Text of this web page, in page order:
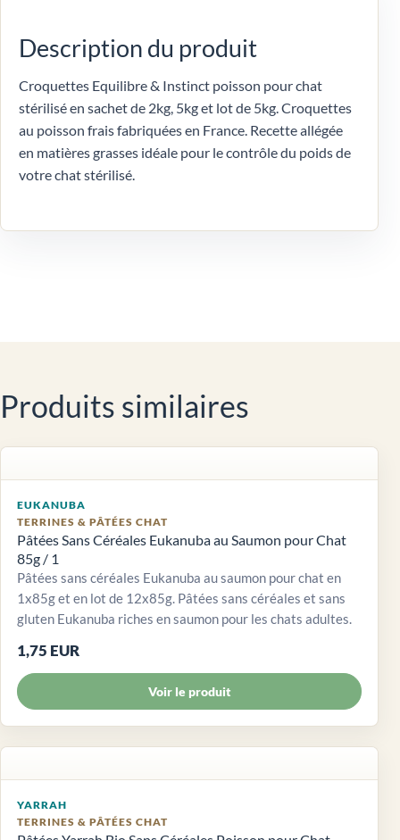
Description du produit
Croquettes Equilibre & Instinct poisson pour chat
stérilisé en sachet de 2kg, 5kg et lot de 5kg. Croquettes
au poisson frais fabriquées en France. Recette allégée
en matières grasses idéale pour le contrôle du poids de
votre chat stérilisé.
Produits similaires
EUKANUBA
TERRINES & PÂTÉES CHAT
Pâtées Sans Céréales Eukanuba au Saumon pour Chat
85g / 1
Pâtées sans céréales Eukanuba au saumon pour chat en
1x85g et en lot de 12x85g. Pâtées sans céréales et sans
gluten Eukanuba riches en saumon pour les chats adultes.
1,75 EUR
Voir le produit
YARRAH
TERRINES & PÂTÉES CHAT